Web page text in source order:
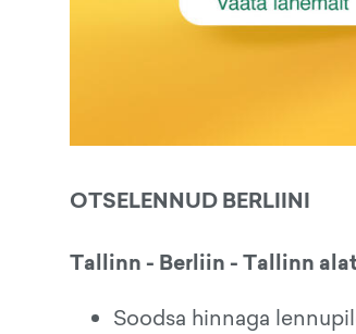
OTSELENNUD BERLIINI
Tallinn - Berliin - Tallinn
Soodsa hinnaga